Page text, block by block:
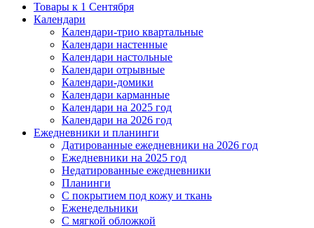
Товары к 1 Сентября
Календари
Календари-трио квартальные
Календари настенные
Календари настольные
Календари отрывные
Календари-домики
Календари карманные
Календари на 2025 год
Календари на 2026 год
Ежедневники и планинги
Датированные ежедневники на 2026 год
Ежедневники на 2025 год
Недатированные ежедневники
Планинги
С покрытием под кожу и ткань
Еженедельники
С мягкой обложкой